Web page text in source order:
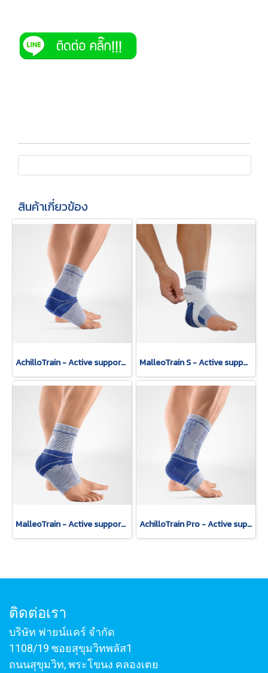
สินค้าเกี่ยวข้อง
AchilloTrain - Active support for relief of the Achilles tendon. MalleoTrain S - Active support for muscular stabilization of the ankle.
MalleoTrain - Active support for muscular stabilization of the ankle AchilloTrain Pro - Active support with high-reaching friction insert.
ติดต่อเรา
บริษัท ฟายน์แคร์ จำกัด
1108/19 ซอยสุขุมวิทพลัส1
ถนนสุขุมวิท, พระโขนง คลองเตย